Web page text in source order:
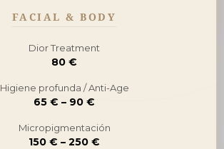
FACIAL & BODY
Dior Treatment
80 €
Higiene profunda / Anti-Age
65 € – 90 €
Micropigmentación
150 € – 250 €